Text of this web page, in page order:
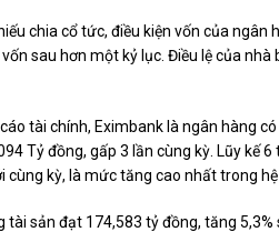
chia cổ tức, điều kiện vốn của
sau hơn một kỷ lục. Điều lệ của
tài chính, Eximbank là ngân hàng
Tỷ đồng, gấp 3 lần cùng kỳ. Lũy kế
cùng kỳ, là mức tăng cao nhất trong hệ
sản đạt 174,583 tỷ đồng, tăng